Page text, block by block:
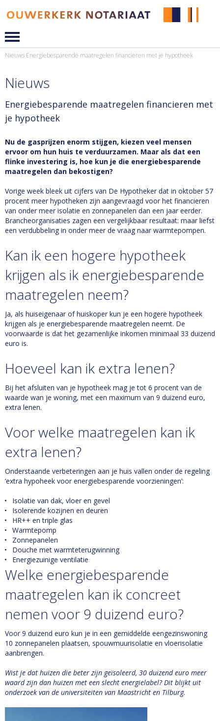
Nieuws Energiebesparende maatregelen financieren met je hypotheek
Nieuws
Energiebesparende maatregelen financieren met
je hypotheek
Nu de gasprijzen enorm stijgen, kiezen veel mensen
ervoor om hun huis te verduurzamen. Maar als dat een
flinke investering is, hoe kun je die energiebesparende
maatregelen dan bekostigen?
Vorige week bleek uit cijfers van De Hypotheker dat in oktober 57
procent meer hypotheken zijn aangevraagd voor het financieren
van onder meer isolatie en zonnepanelen dan een jaar eerder.
Brancheorganisaties zagen een vergelijkbaar resultaat: maar liefst
een verdubbeling in onder meer de vraag naar warmtepompen.
Kan ik een hogere hypotheek
krijgen als ik energiebesparende
maatregelen neem?
Ja, als huiseigenaar of huiskoper kun je een hogere hypotheek
krijgen als je energiebesparende maatregelen neemt. De
voorwaarde is dat het gezamenlijke inkomen minimaal 33 duizend
euro is.
Hoeveel kan ik extra lenen?
Bij het afsluiten van je hypotheek mag je tot 6 procent van de
waarde wan je woning, met een maximum van 9 duizend euro,
extra lenen.
Voor welke maatregelen kan ik
extra lenen?
Onderstaande verbeteringen aan je huis vallen onder de regeling
‘extra hypoheek voor energiebesparende voorzieningen’:
Isolatie van dak, vloer en gevel
Isolerende kozijnen en deuren
HR++ en triple glas
Warmtepomp
Zonnepanelen
Douche met warmteterugwinning
Energiezuinige ventilatie
Welke energiebesparende
maatregelen kan ik concreet
nemen voor 9 duizend euro?
Voor 9 duizend euro kun je in een gemiddelde eengezinswoning
10 zonnepanelen plaatsen, spouwmuurisolatie en vloerisolatie
aanbrengen.
Wist je dat huizen die beter zijn geïsoleerd, 30 duizend euro meer
waard zijn dan huizen met een slecht energielabel? Dit blijkt uit
onderzoek van de universiteiten van Maastricht en Tilburg.